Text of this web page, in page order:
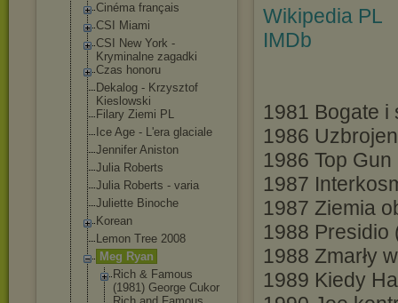
Cinéma français
CSI Miami
CSI New York -
Kryminalne zagadki
Czas honoru
Dekalog - Krzysztof
Kieslowski
Filary Ziemi PL
Ice Age - L'era glaciale
Jennifer Aniston
Julia Roberts
Julia Roberts - varia
Juliette Binoche
Korean
Lemon Tree 2008
Meg Ryan
Rich & Famous
(1981) George Cukor
Wikipedia PL
IMDb
1981 Bogate i
1986
1986 Top Gun
1987
1987 Ziemia
1988 Presidio
1988 Zmarły
1989 Kiedy